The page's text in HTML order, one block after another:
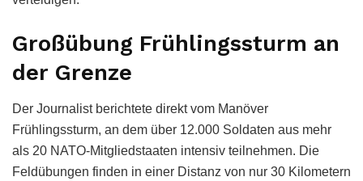
Großübung Frühlingssturm an
der Grenze
Der Journalist berichtete direkt vom Manöver
Frühlingssturm, an dem über 12.000 Soldaten aus mehr
als 20 NATO-Mitgliedstaaten intensiv teilnehmen. Die
Feldübungen finden in einer Distanz von nur 30 Kilometern